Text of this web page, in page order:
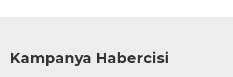
Kampanya Habercisi